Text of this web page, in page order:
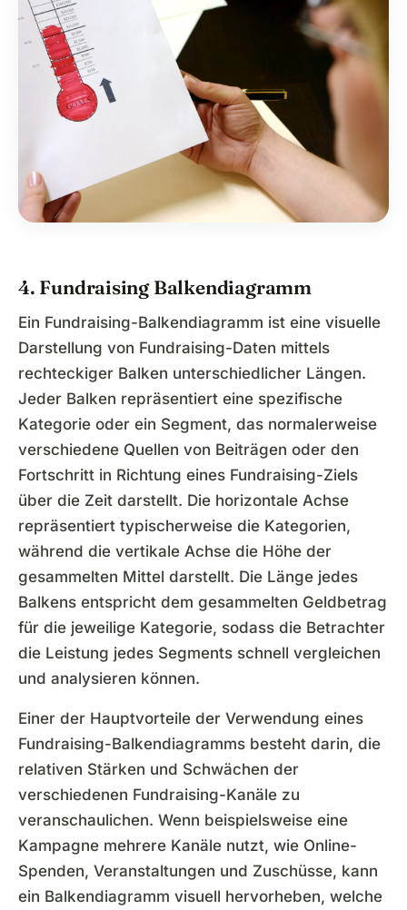
4. Fundraising Balkendiagramm
Ein Fundraising-Balkendiagramm ist eine visuelle
Darstellung von Fundraising-Daten mittels
rechteckiger Balken unterschiedlicher Längen.
Jeder Balken repräsentiert eine spezifische
Kategorie oder ein Segment, das normalerweise
verschiedene Quellen von Beiträgen oder den
Fortschritt in Richtung eines Fundraising-Ziels
über die Zeit darstellt. Die horizontale Achse
repräsentiert typischerweise die Kategorien,
während die vertikale Achse die Höhe der
gesammelten Mittel darstellt. Die Länge jedes
Balkens entspricht dem gesammelten Geldbetrag
für die jeweilige Kategorie, sodass die Betrachter
die Leistung jedes Segments schnell vergleichen
und analysieren können.
Einer der Hauptvorteile der Verwendung eines
Fundraising-Balkendiagramms besteht darin, die
relativen Stärken und Schwächen der
verschiedenen Fundraising-Kanäle zu
veranschaulichen. Wenn beispielsweise eine
Kampagne mehrere Kanäle nutzt, wie Online-
Spenden, Veranstaltungen und Zuschüsse, kann
ein Balkendiagramm visuell hervorheben, welche